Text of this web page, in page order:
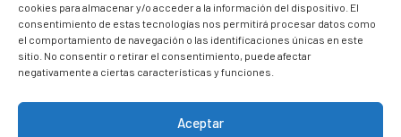
cookies para almacenar y/o acceder a la información del dispositivo. El
consentimiento de estas tecnologías nos permitirá procesar datos como
el comportamiento de navegación o las identificaciones únicas en este
sitio. No consentir o retirar el consentimiento, puede afectar
negativamente a ciertas características y funciones.
Aceptar
Cas de succès
Rejoignez-nous
CONTACT
+34 914 990 980